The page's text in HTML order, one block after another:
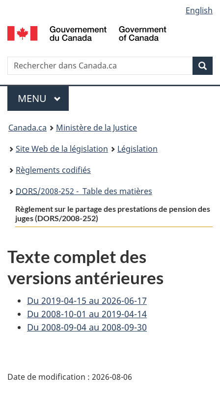
au
contenu
propos
de
la
HTML
simplifiée
selection
English
Recherche
Menu
MENU PRINCIPAL
You
are
here:
Canada.ca
Ministère de la Justice
Site Web de la législation
Législation
Règlements codifiés
DORS/2008-252 - Table des matières
Règlement sur le partage des prestations de pension des
juges (DORS/2008-252)
Texte complet des
versions antérieures
Du 2019-04-15 au 2026-06-17
Du 2008-10-01 au 2019-04-14
Du 2008-09-04 au 2008-09-30
é
Date de modification : 2026-08-06